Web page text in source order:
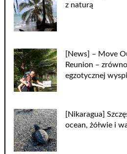
z naturą
[News] – Move
Reunion –
egzotycznej
[Nikaragua]
ocean, żółwie i